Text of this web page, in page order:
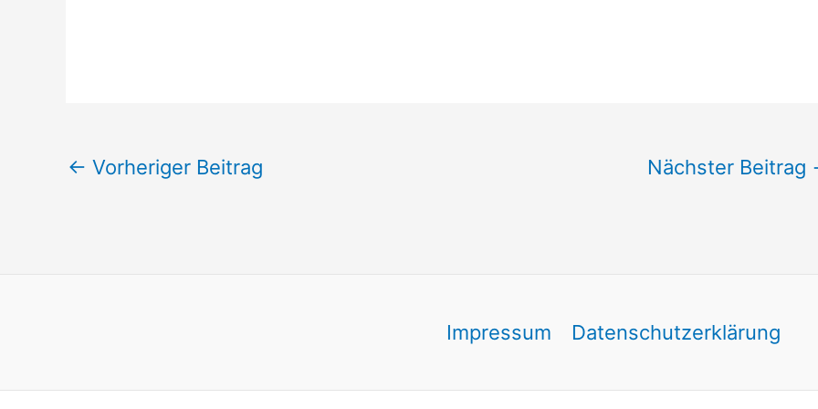
← Vorheriger Beitrag Nächster Beitrag
Impressum Datenschutzerklärung